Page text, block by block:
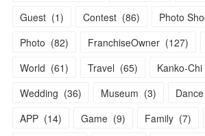
Guest (1) Contest (86) Photo
Photo (82) FranchiseOwner (127)
World (61) Travel (65) Kanko-Chi
Wedding (36) Museum (3) Dance
APP (14) Game (9) Family (7)